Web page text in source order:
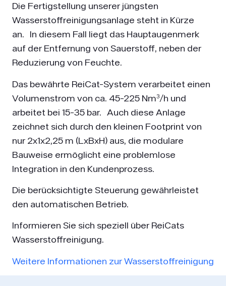
Die Fertigstellung unserer jüngsten
Wasserstoffreinigungsanlage steht in Kürze
an. In diesem Fall liegt das Hauptaugenmerk
auf der Entfernung von Sauerstoff, neben der
Reduzierung von Feuchte.
Das bewährte ReiCat-System verarbeitet einen
Volumenstrom von ca. 45-225 Nm³/h und
arbeitet bei 15-35 bar. Auch diese Anlage
zeichnet sich durch den kleinen Footprint von
nur 2x1x2,25 m (LxBxH) aus, die modulare
Bauweise ermöglicht eine problemlose
Integration in den Kundenprozess.
Die berücksichtigte Steuerung gewährleistet
den automatischen Betrieb.
Informieren Sie sich speziell über ReiCats
Wasserstoffreinigung.
Weitere Informationen zur Wasserstoffreinigung